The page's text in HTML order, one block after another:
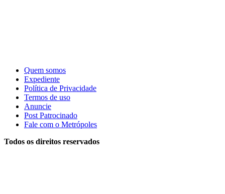
Quem somos
Expediente
Política de Privacidade
Termos de uso
Anuncie
Post Patrocinado
Fale com o Metrópoles
Todos os direitos reservados